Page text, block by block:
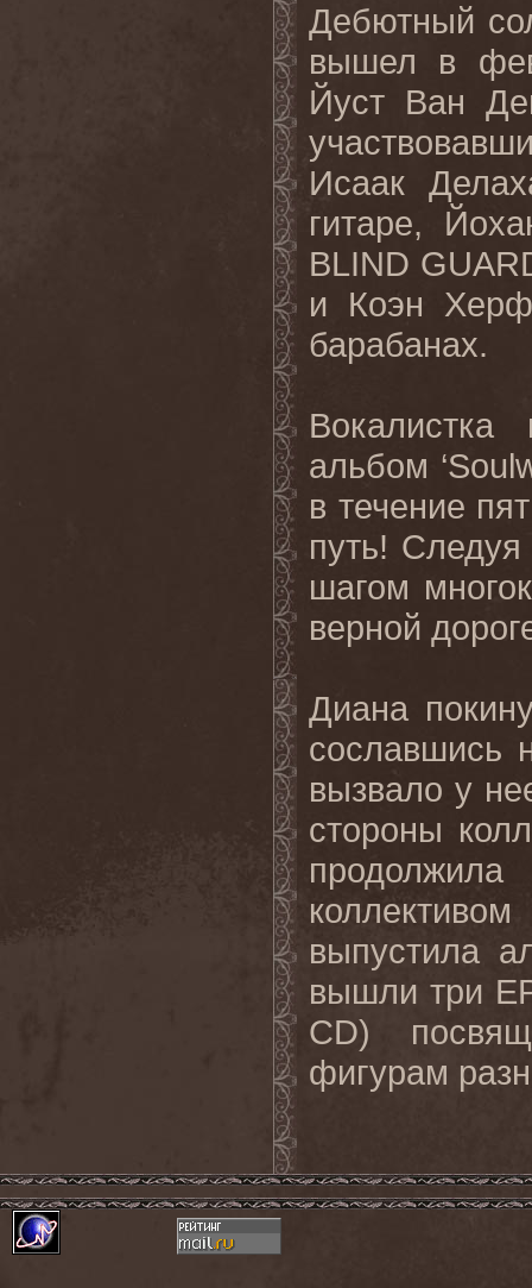
Дебютный
вышел в
Йуст Ван
Исаак
гитаре,
BLIND
и Коэн
барабанах.
альбом
в течение
путь!
шагом
верной
Диана
сославшись
вызвало у
стороны
выпустила
вышли три
CD)
фигурам